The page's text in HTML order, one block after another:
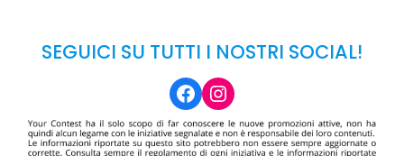
SEGUICI SU TUTTI I NOSTRI SOCIAL!
Facebook
Instagram